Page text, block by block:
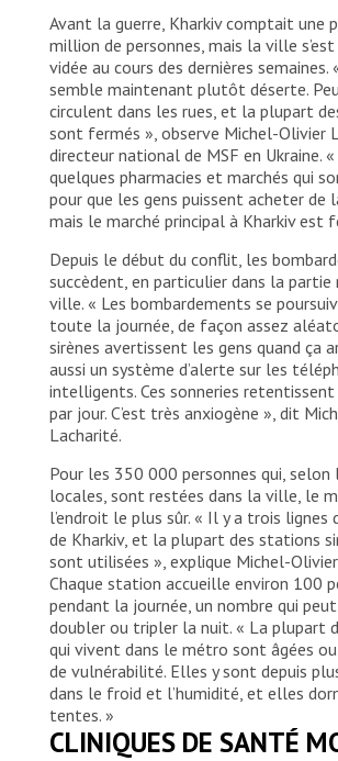
where we used to live and play. I am so
of these will be damaged. This city
and survive the war." She never thought
leaving, as "Kharkiv is my native city. I
I never thought about going to other
her second time at the MSF clinic with
She came for an ear infection, and he
asthma (breathing issues) that started
in the metro. "The first time was in
because of my son"s cough. Now it is
she says. Without MSF, she would have
ambulance because all nearby clinics
would have been "too far too risky" to
clinic by her own means. "Its better at
at least in the subway there is safety,
workers treat us well. I am grateful," she
thought she wished he son could get
air and sun. Little Kirill understood the
day that it was a war, although his mom
explosions, he ws hiding in his bed with
the head and said : "Mom, it is not
war. Please save me." Elena cries
moment. "We hoped it would have
morning but it did not. We heard more
explosions." She had never suffered war
says : "nobody can understand it before
to them."
© Adrienne Surprenant/MYOP
Avant la guerre, Kharkiv comptait une
million de personnes, mais la ville
vidée au cours des dernières semaines.
semble maintenant plutôt déserte.
circulent dans les rues, et la plupart
sont fermés », observe Michel-Olivier
directeur national de MSF en Ukraine.
quelques pharmacies et marchés qui
pour que les gens puissent acheter de
mais le marché principal à Kharkiv est
Depuis le début du conflit, les
succèdent, en particulier dans la partie
ville. « Les bombardements se
toute la journée, de façon assez
sirènes avertissent les gens quand ça
aussi un système d’alerte sur les
intelligents. Ces sonneries
par jour. C’est très anxiogène », dit
Lacharité.
Pour les 350 000 personnes qui,
locales, sont restées dans la ville, le
l’endroit le plus sûr. « Il y a trois lignes
de Kharkiv, et la plupart des stations
sont utilisées », explique Michel-
Chaque station accueille environ 100
pendant la journée, un nombre qui
doubler ou tripler la nuit. « La plupart
qui vivent dans le métro sont âgées
de vulnérabilité. Elles y sont depuis
dans le froid et l’humidité, et elles
tentes. »
CLINIQUES DE SANTÉ